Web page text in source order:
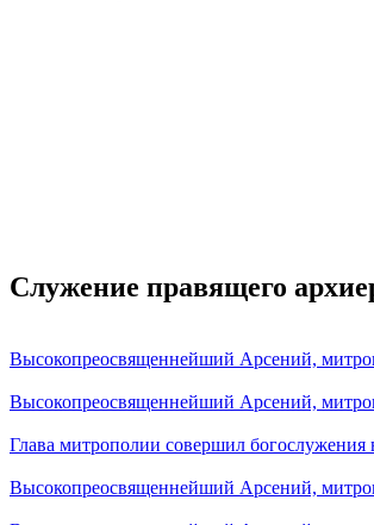
Служение правящего
Высокопреосвященнейший Арсений,
Высокопреосвященнейший Арсений,
Глава митрополии совершил богослужения
Высокопреосвященнейший Арсений,